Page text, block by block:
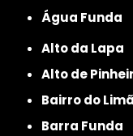
Água Funda
Alto da Lapa
Alto de
Bairro do
Barra Funda